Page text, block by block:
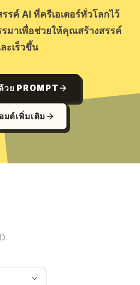
รค์ AI ที่ครีเอเตอร์ทั่วโลกไว้
มาเพื่อช่วยให้คุณสร้างสรรค์
ะเร็วขึ้น
วย PROMPT
มต์เพิ่มเติม